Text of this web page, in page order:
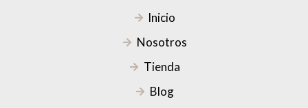
Inicio
Nosotros
Tienda
Blog